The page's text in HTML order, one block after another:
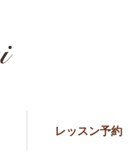
レッスン予約